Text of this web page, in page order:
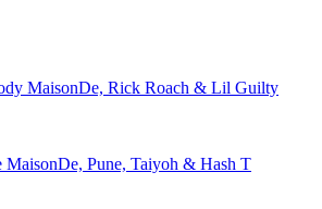
MaisonDe, Rick Roach & Lil Guilty
MaisonDe, Pune, Taiyoh & Hash T